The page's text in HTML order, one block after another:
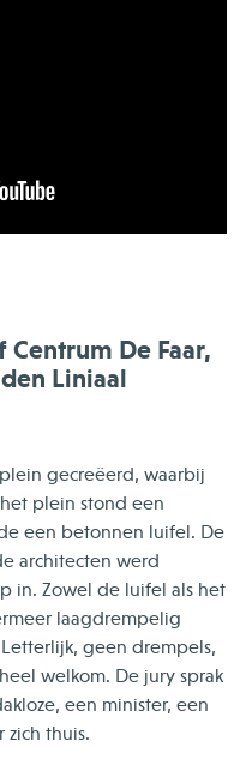
De Faar,
Liniaal
gecreëerd, waarbij
plein stond een
een betonnen luifel. De
architecten werd
in. Zowel de luifel als het
laagdrempelig
geen drempels,
welkom. De jury sprak
een minister, een
thuis.